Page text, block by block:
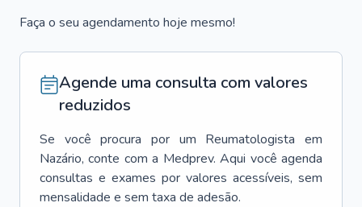
Faça o seu agendamento hoje mesmo!
Agende uma consulta com valores
reduzidos
Se você procura por um Reumatologista em
Nazário, conte com a Medprev. Aqui você agenda
consultas e exames por valores acessíveis, sem
mensalidade e sem taxa de adesão.